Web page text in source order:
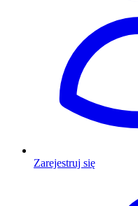
Zarejestruj się